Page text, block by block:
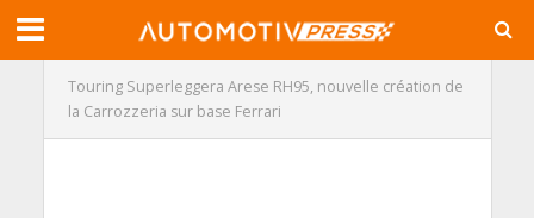
Touring Superleggera Arese RH95, nouvelle création de
la Carrozzeria sur base Ferrari